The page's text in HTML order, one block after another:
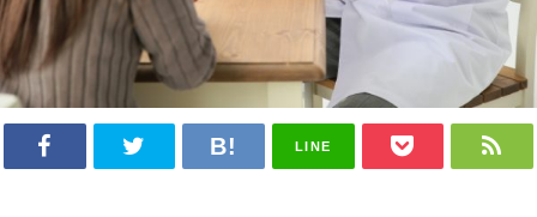
LINE